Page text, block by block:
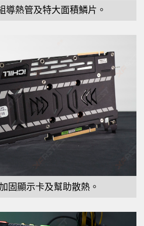
導熱管及特大面積鱗片。
固顯示卡及幫助散熱。